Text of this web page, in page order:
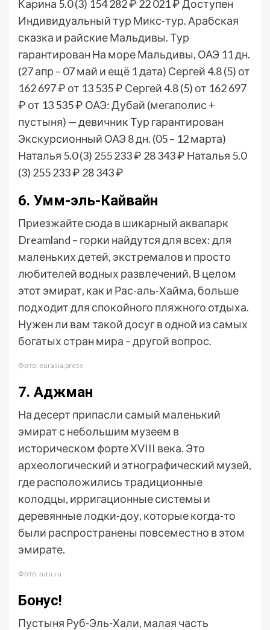
Карина 5.0(3) 154 282 ₽ 22 021 ₽Доступен
Индивидуальный тур Микс-тур. Арабская
сказка и райские Мальдивы. Тур
гарантирован На море Мальдивы, ОАЭ 11 дн.
(27 апр – 07 май и ещё 1 дата) Сергей 4.8(5) от
162 697 ₽ от 13 535 ₽ Сергей 4.8(5) от 162 697
₽ от 13 535 ₽ ОАЭ: Дубай (мегаполис +
пустыня) — девичник Тур гарантирован
Экскурсионный ОАЭ 8 дн. (05 – 12 марта)
Наталья 5.0(3) 255 233 ₽ 28 343 ₽ Наталья 5.0
(3) 255 233 ₽ 28 343 ₽
6. Умм-эль-Кайвайн
Приезжайте сюда в шикарный аквапарк
Dreamland – горки найдутся для всех: для
маленьких детей, экстремалов и просто
любителей водных развлечений. В целом
этот эмират, как и Рас-аль-Хайма, больше
подходит для спокойного пляжного отдыха.
Нужен ли вам такой досуг в одной из самых
богатых стран мира – другой вопрос.
Фото: eurasia.press
7. Аджман
На десерт припасли самый маленький
эмират с небольшим музеем в
историческом форте XVIII века. Это
археологический и этнографический музей,
где расположились традиционные
колодцы, ирригационные системы и
деревянные лодки-доу, которые когда-то
были распространены повсеместно в этом
эмирате.
Фото: tutu.ru
Бонус!
Пустыня Руб-Эль-Хали, малая часть